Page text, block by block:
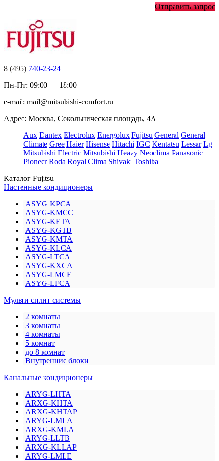
Отправить запрос
8 (495) 740-23-24
Пн-Пт: 09:00 — 18:00
e-mail: mail@mitsubishi-comfort.ru
Адрес: Москва, Сокольническая площадь, 4А
Aux Dantex Electrolux Energolux Fujitsu General General
Climate Gree Haier Hisense Hitachi IGC Kentatsu Lessar Lg
Mitsubishi Electric Mitsubishi Heavy Neoclima Panasonic
Pioneer Roda Royal Clima Shivaki Toshiba
Каталог Fujitsu
Настенные кондиционеры
ASYG-KPCA
ASYG-KMCC
ASYG-KETA
ASYG-KGTB
ASYG-KMTA
ASYG-KLCA
ASYG-LTCA
ASYG-KXCA
ASYG-LMCE
ASYG-LFCA
Мульти сплит системы
2 комнаты
3 комнаты
4 комнаты
5 комнат
до 8 комнат
Внутренние блоки
Канальные кондиционеры
ARYG-LHTA
ARXG-KHTA
ARXG-KHTAP
ARYG-LMLA
ARXG-KMLA
ARYG-LLTB
ARXG-KLLAP
ARYG-LMLE